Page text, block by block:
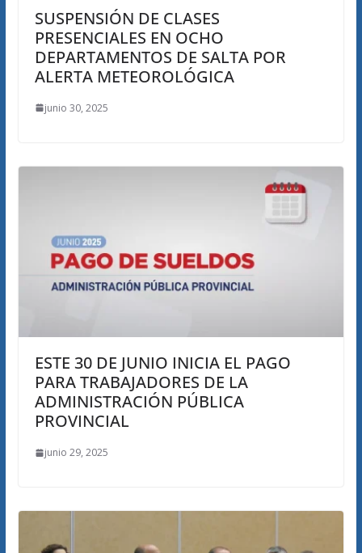
SUSPENSIÓN DE CLASES
PRESENCIALES EN OCHO
DEPARTAMENTOS DE SALTA POR
ALERTA METEOROLÓGICA
junio 30, 2025
ESTE 30 DE JUNIO INICIA EL PAGO
PARA TRABAJADORES DE LA
ADMINISTRACIÓN PÚBLICA
PROVINCIAL
junio 29, 2025